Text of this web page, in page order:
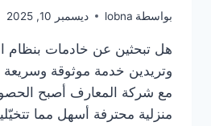
بواسطة lobna ديسمبر 10, 2025
هل تبحثين عن خادمات
وتريدين خدمة موثوقة
مع شركة المعارف أصبح
منزلية محترفة أسهل مما